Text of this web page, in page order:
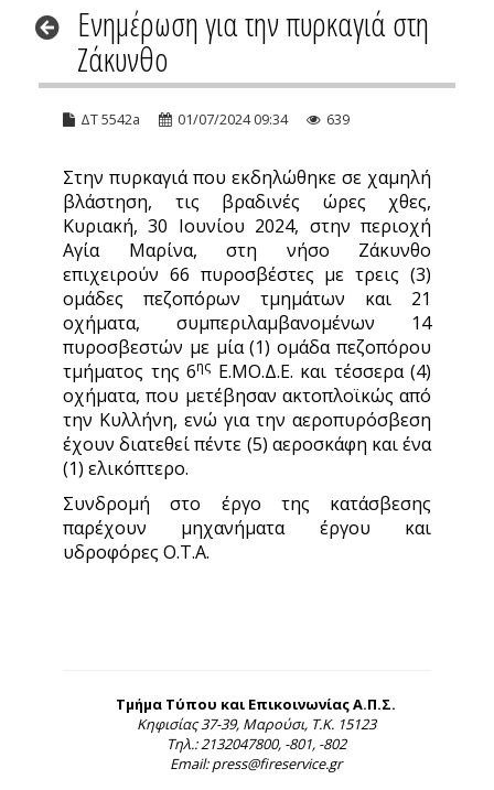
Ενημέρωση για την πυρκαγιά στη
Ζάκυνθο
ΔΤ 5542a 01/07/2024 09:34 639
Στην πυρκαγιά που εκδηλώθηκε σε χαμηλή
βλάστηση, τις βραδινές ώρες χθες,
Κυριακή, 30 Ιουνίου 2024, στην περιοχή
Αγία Μαρίνα, στη νήσο Ζάκυνθο
επιχειρούν 66 πυροσβέστες με τρεις (3)
ομάδες πεζοπόρων τμημάτων και 21
οχήματα, συμπεριλαμβανομένων 14
πυροσβεστών με μία (1) ομάδα πεζοπόρου
τμήματος της 6ης Ε.ΜΟ.Δ.Ε. και τέσσερα (4)
οχήματα, που μετέβησαν ακτοπλοϊκώς από
την Κυλλήνη, ενώ για την αεροπυρόσβεση
έχουν διατεθεί πέντε (5) αεροσκάφη και ένα
(1) ελικόπτερο.
Συνδρομή στο έργο της κατάσβεσης
παρέχουν μηχανήματα έργου και
υδροφόρες Ο.Τ.Α.
Τμήμα Τύπου και Επικοινωνίας Α.Π.Σ.
Κηφισίας 37-39, Μαρούσι, Τ.Κ. 15123
Τηλ.: 2132047800, -801, -802
Email: press@fireservice.gr